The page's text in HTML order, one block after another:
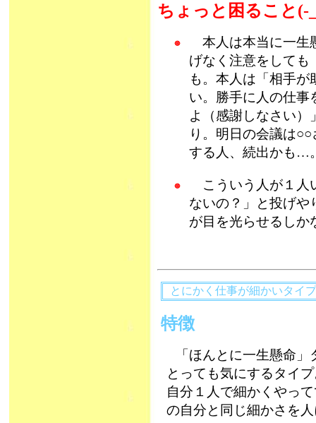
ちょっと困ること
本人は本当に一生
げなく注意をして
も。本人は「相手
い。勝手に人の仕事
よ（感謝しなさい）
り。明日の会議は
する人、続出かも…
こういう人が１人
ないの？」と投げや
が目を光らせるし
とにかく仕事が細かいタイプ
特徴
「ほんとに一生懸命
とっても気にするタイ
自分１人で細かくやっ
の自分と同じ細かさを